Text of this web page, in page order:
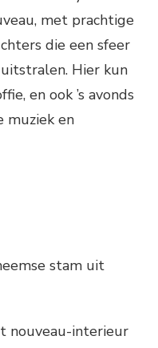
met prachtige
die een sfeer
Hier kun
en ook ’s avonds
muziek en
stam uit
nouveau-interieur